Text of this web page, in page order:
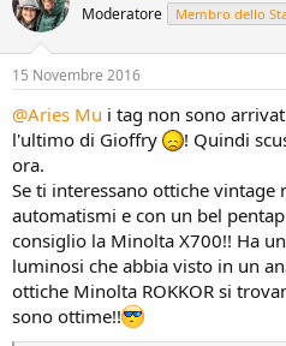
Moderatore Membro dello
15 Novembre 2016
@Aries Mu i tag non sono
l'ultimo di Gioffry
! Quindi
ora.
Se ti interessano ottiche vintage
automatismi e con un bel
consiglio la Minolta X700!! Ha
luminosi che abbia visto in un
ottiche Minolta ROKKOR si
sono ottime!!